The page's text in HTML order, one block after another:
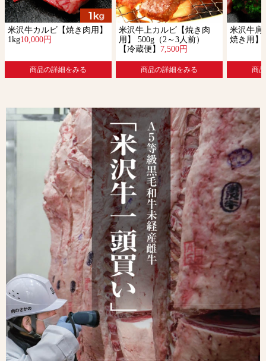
米沢牛カルビ【焼き肉用】
1kg10,000円
商品の詳細をみる
米沢牛上カルビ【焼き肉
用】 500g（2～3人前）
【冷蔵便】 7,500円
商品の詳細をみる
米沢牛肩
焼き用】
商